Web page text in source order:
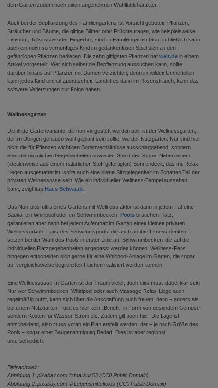
dem Garten zudem noch einen angenehmen Wohlfühlcharakter.
Auch bei der Bepflanzung des Familiengartens ist Vorsicht geboten: Pflanzen,
Sträucher und Bäume, die giftige Blätter oder Früchte tragen, wie beispielsweise
Eisenhut, Tollkirsche oder Fingerhut, sind im Familiengarten tabu, schließlich kann
auch ein noch so vernünftiges Kind im gedankenlosen Spiel sich an den
gefährlichen Pflanzen bedienen. Die zehn giftigsten Pflanzen hat welt.de in einem
Artikel vorgestellt. Wer sich selbst die Bepflanzung aussuchen kann, sollte
darüber hinaus auf Pflanzen mit Dornen verzichten, denn im wilden Umhertollen
kann jedes Kind einmal ausrutschen. Landet es dann im Rosenstrauch, kann das
schwere Verletzungen zur Folge haben.
Wellnessgarten
Die dritte Gartenvariante, die nun vorgestellt werden soll, ist der Wellnessgarten,
der im Übrigen genauso wohl geplant sein sollte, wie der Nutzgarten. Nur sind hier
nicht die für Pflanzen wichtigen Bodenverhältnisse ausschlaggebend, sondern
eher die räumlichen Gegebenheiten sowie der Stand der Sonne. Neben einem
(idealerweise aus einem natürlichen Stoff gefertigten) Sonnendeck, das mit Relax-
Liegen ausgestattet ist, sollte auch eine kleine Sitzgelegenheit im Schatten Teil der
privaten Wellnessoase sein. Wie ein individueller Wellness-Tempel aussehen
kann, zeigt das Haus Schwaab
Das Non-plus-ultra eines Gartens mit Wellnessfaktor ist dann in jedem Fall eine
Sauna, ein Whirlpool oder ein Schwimmbecken. Pools brauchen Platz,
garantieren aber dann bei jedem Aufenthalt im Garten einen kleinen privaten
Wellnessurlaub. Fans des Schwimmsports, die auch an ihre Fitness denken,
setzen bei der Wahl des Pools in erster Linie auf Schwimmbecken, die auf die
individuellen Platzgegebenheiten angepasst werden können. Wellness-Fans
hingegen entscheiden sich gerne für eine Whirlpool-Anlage im Garten, die sogar
auf vergleichsweise begrenzten Flächen realisiert werden können.
Eine Wellnessoase im Garten ist der Traum vieler, doch eins muss dabei klar sein:
Nur wer Schwimmbecken, Whirlpool oder auch Massage-Relax-Liege auch
regelmäßig nutzt, kann sich über die Anschaffung auch freuen, denn – anders als
bei einem Nutzgarten – gibt es hier kein „Benefit“ in Form von gesundem Gemüse,
sondern Kosten für Wasser, Strom etc. Zudem gilt auch hier: Die Lage ist
entscheidend, also muss vorab ein Plan erstellt werden, der – je nach Größe des
Pools – sogar einer Baugenehmigung Bedarf. Dies ist aber regional
unterschiedlich.
Bildnachweis:
Abbildung 1: pixabay.com © markus53 (CC0 Public Domain)
Abbildung 2: pixabay.com © Lebensmittelfotos (CC0 Public Domain)